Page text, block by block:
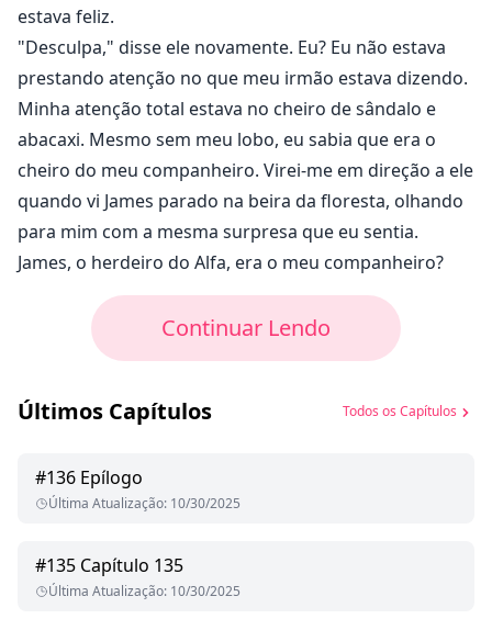
estava feliz.
"Desculpa," disse ele novamente. Eu? Eu não estava
prestando atenção no que meu irmão estava dizendo.
Minha atenção total estava no cheiro de sândalo e
abacaxi. Mesmo sem meu lobo, eu sabia que era o
cheiro do meu companheiro. Virei-me em direção a ele
quando vi James parado na beira da floresta, olhando
para mim com a mesma surpresa que eu sentia.
James, o herdeiro do Alfa, era o meu companheiro?
Continuar Lendo
Últimos Capítulos Todos os Capítulos
#136 Epílogo
Última Atualização: 10/30/2025
#135 Capítulo 135
Última Atualização: 10/30/2025